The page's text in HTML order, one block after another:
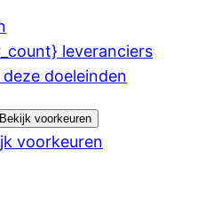
leveranciers
doeleinden
Bekijk voorkeuren
voorkeuren